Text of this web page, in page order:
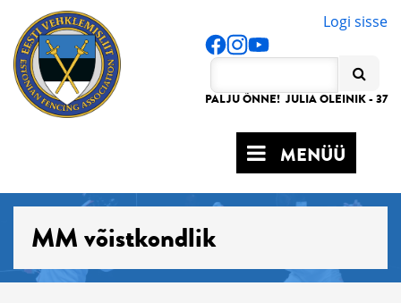
Logi sisse
PALJU ÕNNE! JULIA OLEINIK - 37
MENÜÜ
MM võistkondlik